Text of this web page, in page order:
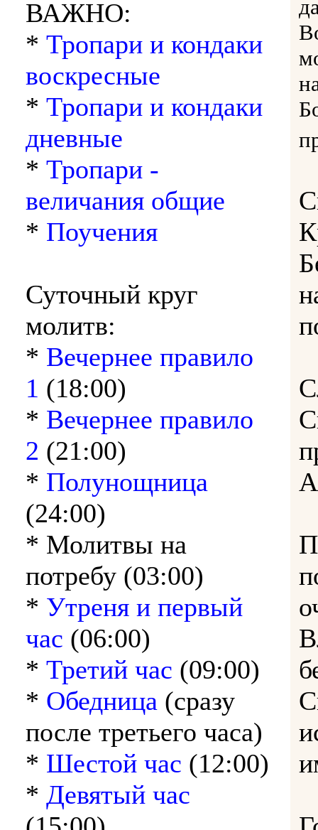
ВАЖНО:
* Тропари и кондаки
воскресные
* Тропари и кондаки
дневные
* Тропари -
величания общие
* Поучения
Суточный круг
молитв:
* Вечернее правило
1 (18:00)
* Вечернее правило
2 (21:00)
* Полунощница
(24:00)
* Молитвы на
потребу (03:00)
* Утреня и первый
час (06:00)
* Третий час (09:00)
* Обедница (сразу
после третьего часа)
* Шестой час (12:00)
* Девятый час